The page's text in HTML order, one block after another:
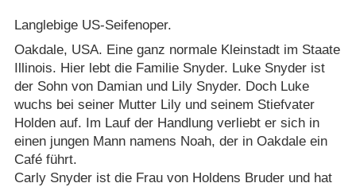
Langlebige US-Seifenoper.
Oakdale, USA. Eine ganz normale Kleinstadt im Staate
Illinois. Hier lebt die Familie Snyder. Luke Snyder ist
der Sohn von Damian und Lily Snyder. Doch Luke
wuchs bei seiner Mutter Lily und seinem Stiefvater
Holden auf. Im Lauf der Handlung verliebt er sich in
einen jungen Mann namens Noah, der in Oakdale ein
Café führt.
Carly Snyder ist die Frau von Holdens Bruder und hat